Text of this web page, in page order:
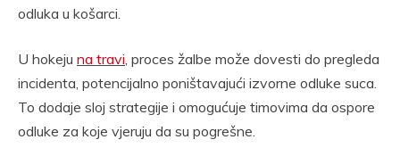
odluka u košarci.
U hokeju na travi, proces žalbe može dovesti do pregleda
incidenta, potencijalno poništavajući izvorne odluke suca.
To dodaje sloj strategije i omogućuje timovima da ospore
odluke za koje vjeruju da su pogrešne.